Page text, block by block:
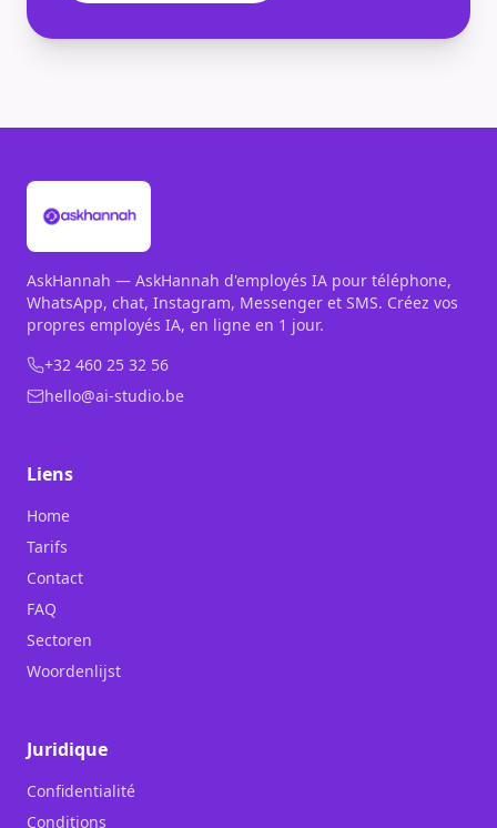
AskHannah — AskHannah d'employés IA pour téléphone,
WhatsApp, chat, Instagram, Messenger et SMS. Créez vos
propres employés IA, en ligne en 1 jour.
+32 460 25 32 56
hello@ai-studio.be
Liens
Home
Tarifs
Contact
FAQ
Sectoren
Woordenlijst
Juridique
Confidentialité
Conditions